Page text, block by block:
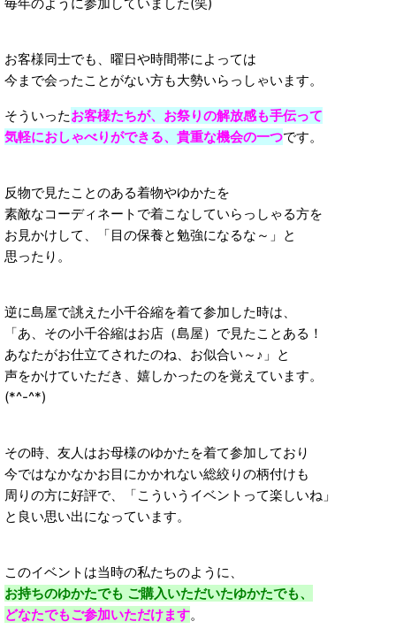
お客様同士でも、曜日や時間帯によっては
今まで会ったことがない方も大勢いらっしゃいます。
そういったお客様たちが、お祭りの解放感も手伝って
気軽におしゃべりができる、貴重な機会の一つです。
反物で見たことのある着物やゆかたを
素敵なコーディネートで着こなしていらっしゃる方を
お見かけして、「目の保養と勉強になるな～」と
思ったり。
逆に島屋で誂えた小千谷縮を着て参加した時は、
「あ、その小千谷縮はお店（島屋）で見たことある！
あなたがお仕立てされたのね、お似合い～♪」と
声をかけていただき、嬉しかったのを覚えています。
(*^-^*)
その時、友人はお母様のゆかたを着て参加しており
今ではなかなかお目にかかれない総絞りの柄付けも
周りの方に好評で、「こういうイベントって楽しいね」
と良い思い出になっています。
このイベントは当時の私たちのように、
お持ちのゆかたでも ご購入いただいたゆかたでも、
どなたでもご参加いただけます。